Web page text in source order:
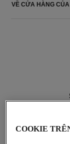
VỀ CỬA HÀNG CỦA
COOKIE